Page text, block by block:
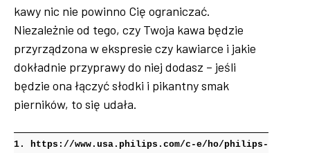
kawy nic nie powinno Cię ograniczać.
Niezależnie od tego, czy Twoja kawa będzie
przyrządzona w ekspresie czy kawiarce i jakie
dokładnie przyprawy do niej dodasz – jeśli
będzie ona łączyć słodki i pikantny smak
pierników, to się udała.
1. https://www.usa.philips.com/c-e/ho/philips-